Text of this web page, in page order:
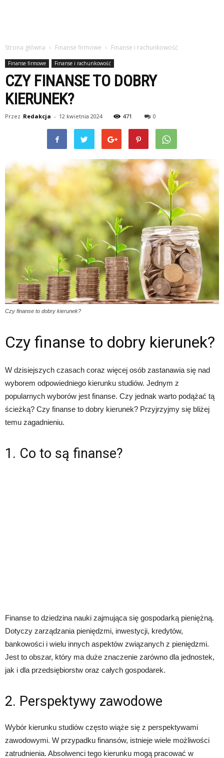
Strona główna Finanse firmowe Finanse i rachunkowość
Finanse firmowe Finanse i rachunkowość
CZY FINANSE TO DOBRY
KIERUNEK?
Przez Redakcja - 12 kwietnia 2024 471 0
Czy finanse to dobry kierunek?
Czy finanse to dobry kierunek?
W dzisiejszych czasach coraz więcej osób zastanawia się nad
wyborem odpowiedniego kierunku studiów. Jednym z
popularnych wyborów jest finanse. Czy jednak warto podążać tą
ścieżką? Czy finanse to dobry kierunek? Przyjrzyjmy się bliżej
temu zagadnieniu.
1. Co to są finanse?
Finanse to dziedzina nauki zajmująca się gospodarką pieniężną.
Dotyczy zarządzania pieniędzmi, inwestycji, kredytów,
bankowości i wielu innych aspektów związanych z pieniędzmi.
Jest to obszar, który ma duże znaczenie zarówno dla jednostek,
jak i dla przedsiębiorstw oraz całych gospodarek.
2. Perspektywy zawodowe
Wybór kierunku studiów często wiąże się z perspektywami
zawodowymi. W przypadku finansów, istnieje wiele możliwości
zatrudnienia. Absolwenci tego kierunku mogą pracować w